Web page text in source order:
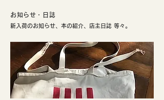
お知らせ・日誌
新入荷のお知らせ、本の紹介、店主日誌 等々。